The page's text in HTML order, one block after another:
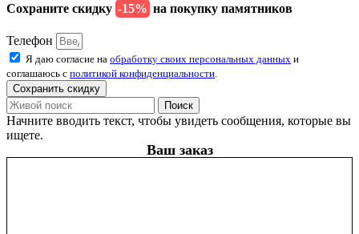
Сохраните скидку -15% на покупку памятников
Телефон
Я даю согласие на обработку своих персональных данных и
соглашаюсь с политикой конфиденциальности.
Сохранить скидку
Поиск
Начните вводить текст, чтобы увидеть сообщения, которые вы
ищете.
Ваш заказ